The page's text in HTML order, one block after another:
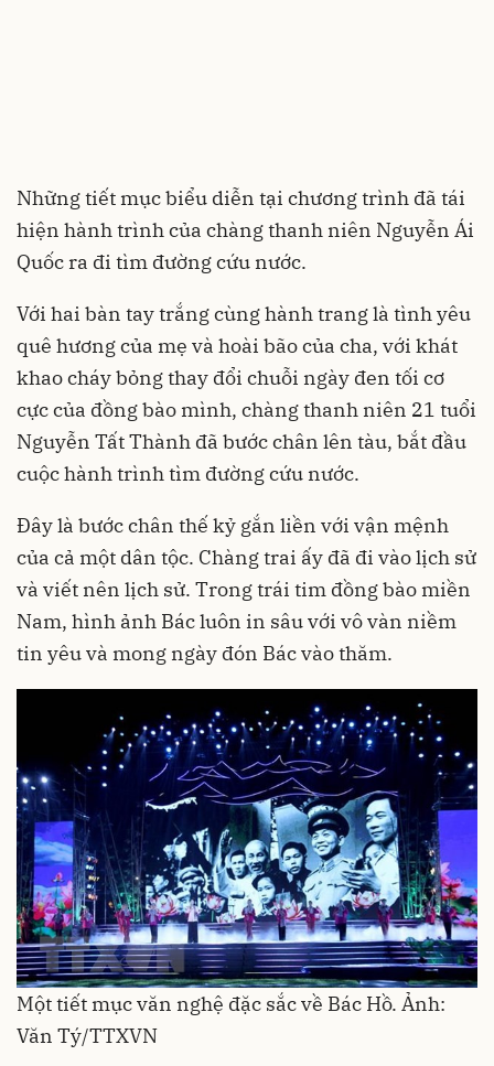
Những tiết mục biểu diễn tại chương trình đã tái
hiện hành trình của chàng thanh niên Nguyễn Ái
Quốc ra đi tìm đường cứu nước.
Với hai bàn tay trắng cùng hành trang là tình yêu
quê hương của mẹ và hoài bão của cha, với khát
khao cháy bỏng thay đổi chuỗi ngày đen tối cơ
cực của đồng bào mình, chàng thanh niên 21 tuổi
Nguyễn Tất Thành đã bước chân lên tàu, bắt đầu
cuộc hành trình tìm đường cứu nước.
Đây là bước chân thế kỷ gắn liền với vận mệnh
của cả một dân tộc. Chàng trai ấy đã đi vào lịch sử
và viết nên lịch sử. Trong trái tim đồng bào miền
Nam, hình ảnh Bác luôn in sâu với vô vàn niềm
tin yêu và mong ngày đón Bác vào thăm.
Một tiết mục văn nghệ đặc sắc về Bác Hồ. Ảnh:
Văn Tý/TTXVN